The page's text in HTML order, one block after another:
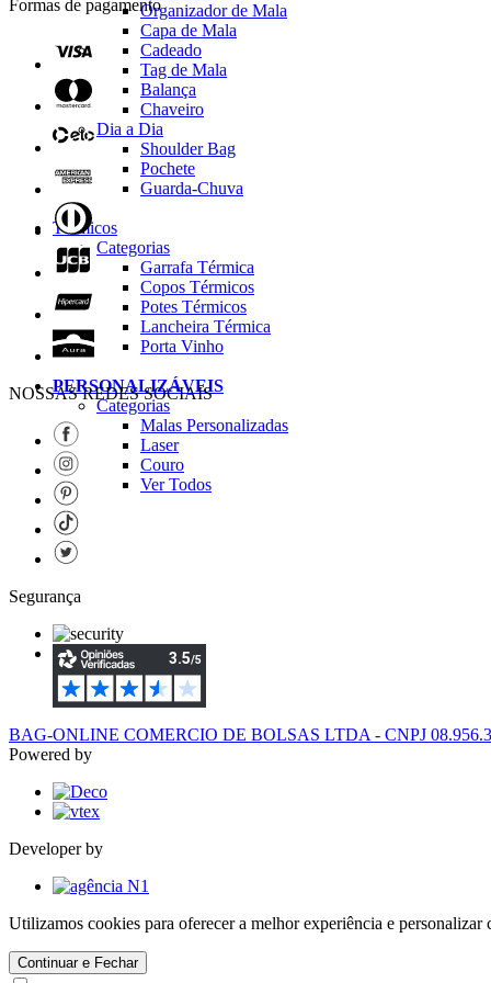
Organizador de Mala
Capa de Mala
Cadeado
Tag de Mala
Balança
Chaveiro
Dia a Dia
Shoulder Bag
Pochete
Guarda-Chuva
Térmicos
Categorias
Garrafa Térmica
Copos Térmicos
Potes Térmicos
Lancheira Térmica
Porta Vinho
PERSONALIZÁVEIS
Categorias
Malas Personalizadas
Laser
Couro
Ver Todos
Formas de pagamento
NOSSAS REDES SOCIAIS
Segurança
BAG-ONLINE COMERCIO DE BOLSAS LTDA - CNPJ
Powered by
Developer by
Utilizamos cookies para oferecer a melhor experiência e
Continuar e Fechar